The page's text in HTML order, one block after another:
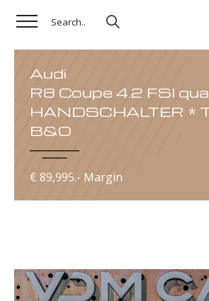
Audi
R8 Coupe 4.2 FSI
HANDSCHALTER *
B&O
€ 89,995.- Margin